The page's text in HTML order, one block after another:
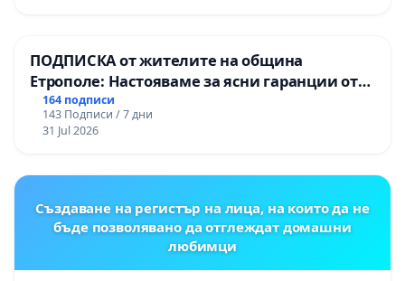
ПОДПИСКА от жителите на община
Етрополе: Настояваме за ясни гаранции от
“Елаците-МЕД” АД и от държавата, че ще се
изпълнят всички екологични норми!
164 подписи
143 Подписи / 7 дни
31 Jul 2026
Създаване на регистър на лица, на които да не
бъде позволявано да отглеждат домашни
любимци